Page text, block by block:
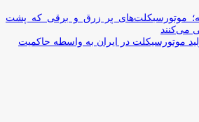
موتورسیکلت‌های پر زرق‌ و برقی که پشت
می‌کنند
موتورسیکلت در ایران به واسطه حاکمیت